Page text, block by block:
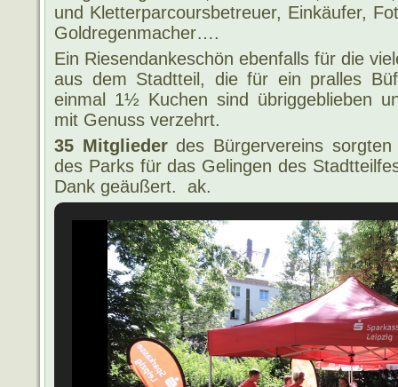
und Kletterparcoursbetreuer, Einkäufer,
Goldregenmacher….
Ein Riesendankeschön ebenfalls für die
aus dem Stadtteil, die für ein pralles
einmal 1½ Kuchen sind übriggeblieben
mit Genuss verzehrt.
35 Mitgliederdes Bürgervereins
des Parks für das Gelingen des
Dank geäußert. ak.